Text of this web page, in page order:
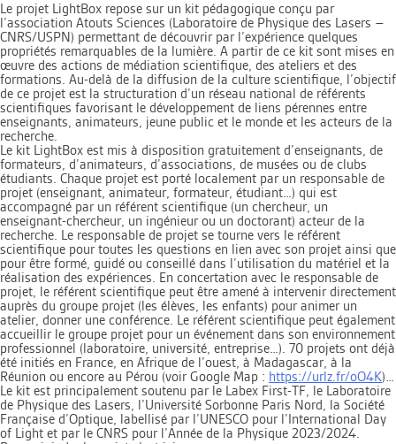
Le projet LightBox repose sur un kit pédagogique conçu par
l’association Atouts Sciences (Laboratoire de Physique des Lasers –
CNRS/USPN) permettant de découvrir par l’expérience quelques
propriétés remarquables de la lumière. A partir de ce kit sont mises en
œuvre des actions de médiation scientifique, des ateliers et des
formations. Au-delà de la diffusion de la culture scientifique, l’objectif
de ce projet est la structuration d’un réseau national de référents
scientifiques favorisant le développement de liens pérennes entre
enseignants, animateurs, jeune public et le monde et les acteurs de la
recherche.
Le kit LightBox est mis à disposition gratuitement d’enseignants, de
formateurs, d’animateurs, d’associations, de musées ou de clubs
étudiants. Chaque projet est porté localement par un responsable de
projet (enseignant, animateur, formateur, étudiant…) qui est
accompagné par un référent scientifique (un chercheur, un
enseignant-chercheur, un ingénieur ou un doctorant) acteur de la
recherche. Le responsable de projet se tourne vers le référent
scientifique pour toutes les questions en lien avec son projet ainsi que
pour être formé, guidé ou conseillé dans l’utilisation du matériel et la
réalisation des expériences. En concertation avec le responsable de
projet, le référent scientifique peut être amené à intervenir directement
auprès du groupe projet (les élèves, les enfants) pour animer un
atelier, donner une conférence. Le référent scientifique peut également
accueillir le groupe projet pour un événement dans son environnement
professionnel (laboratoire, université, entreprise…). 70 projets ont déjà
été initiés en France, en Afrique de l’ouest, à Madagascar, à la
Réunion ou encore au Pérou (voir Google Map : https://urlz.fr/oO4K)…
Le kit est principalement soutenu par le Labex First-TF, le Laboratoire
de Physique des Lasers, l’Université Sorbonne Paris Nord, la Société
Française d’Optique, labellisé par l’UNESCO pour l’International Day
of Light et par le CNRS pour l’Année de la Physique 2023/2024.